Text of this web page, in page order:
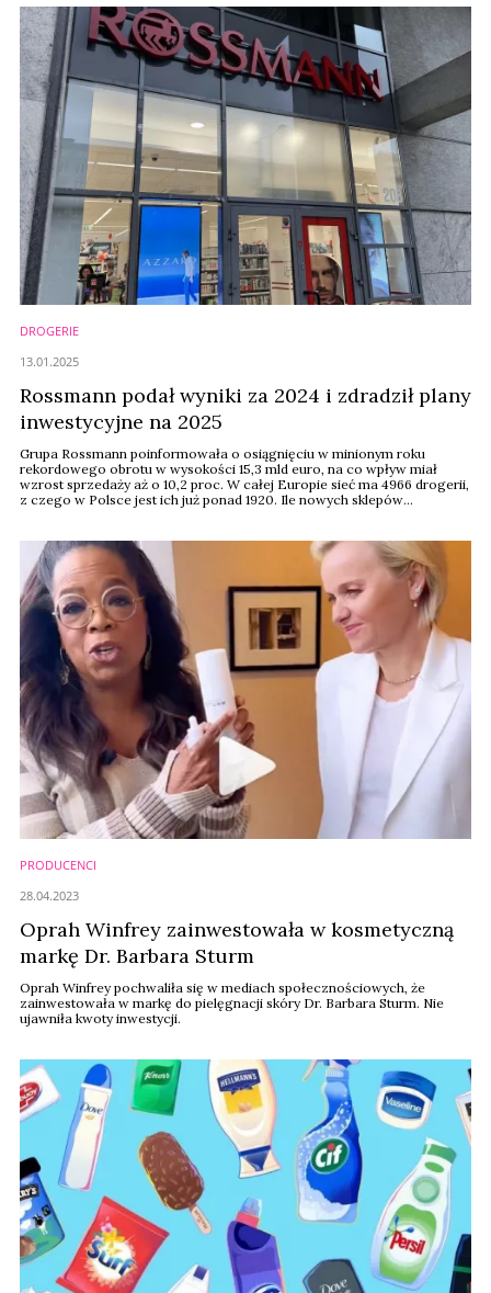
DROGERIE
Rossmann podał wyniki za 2024 i zdradził plany
inwestycyjne na 2025
Grupa Rossmann poinformowała o osiągnięciu w minionym roku
rekordowego obrotu w wysokości 15,3 mld euro, na co wpływ miał
wzrost sprzedaży aż o 10,2 proc. W całej Europie sieć ma 4966 drogerii,
z czego w Polsce jest ich już ponad 1920. Ile nowych sklepów
13.01.2025
PRODUCENCI
Oprah Winfrey zainwestowała w kosmetyczną
markę Dr. Barbara Sturm
Oprah Winfrey pochwaliła się w mediach społecznościowych, że
zainwestowała w markę do pielęgnacji skóry Dr. Barbara Sturm. Nie
ujawniła kwoty inwestycji.
28.04.2023